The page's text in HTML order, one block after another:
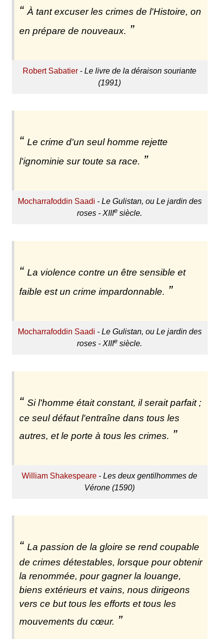
À tant excuser les crimes de l'Histoire, on
en prépare de nouveaux.
Robert Sabatier -Le livre de la déraison souriante
(1991)
Le crime d'un seul homme rejette
l'ignominie sur toute sa race.
Mocharrafoddin Saadi - Le Gulistan, ou Le jardin des
roses - XIIIe siècle.
La violence contre un être sensible et
faible est un crime impardonnable.
Mocharrafoddin Saadi - Le Gulistan, ou Le jardin des
roses - XIIIe siècle.
Si l'homme était constant, il serait parfait ;
ce seul défaut l'entraîne dans tous les
autres, et le porte à tous les crimes.
William Shakespeare -Les deux gentilhommes de
Vérone (1590)
La passion de la gloire se rend coupable
de crimes détestables, lorsque pour obtenir
la renommée, pour gagner la louange,
biens extérieurs et vains, nous dirigeons
vers ce but tous les efforts et tous les
mouvements du cœur.